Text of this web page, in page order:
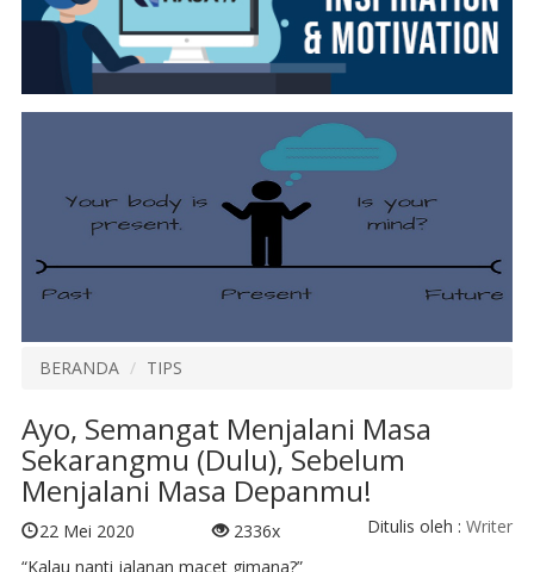
BERANDA TIPS
Ayo, Semangat Menjalani Masa
Sekarangmu (Dulu), Sebelum
Menjalani Masa Depanmu!
22 Mei 2020 2336x Ditulis oleh :Writer
“Kalau nanti jalanan macet gimana?”